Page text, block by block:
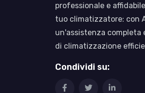
professionale e
tuo climatizzatore: con
un'assistenza completa
di climatizzazione
Condividi su: